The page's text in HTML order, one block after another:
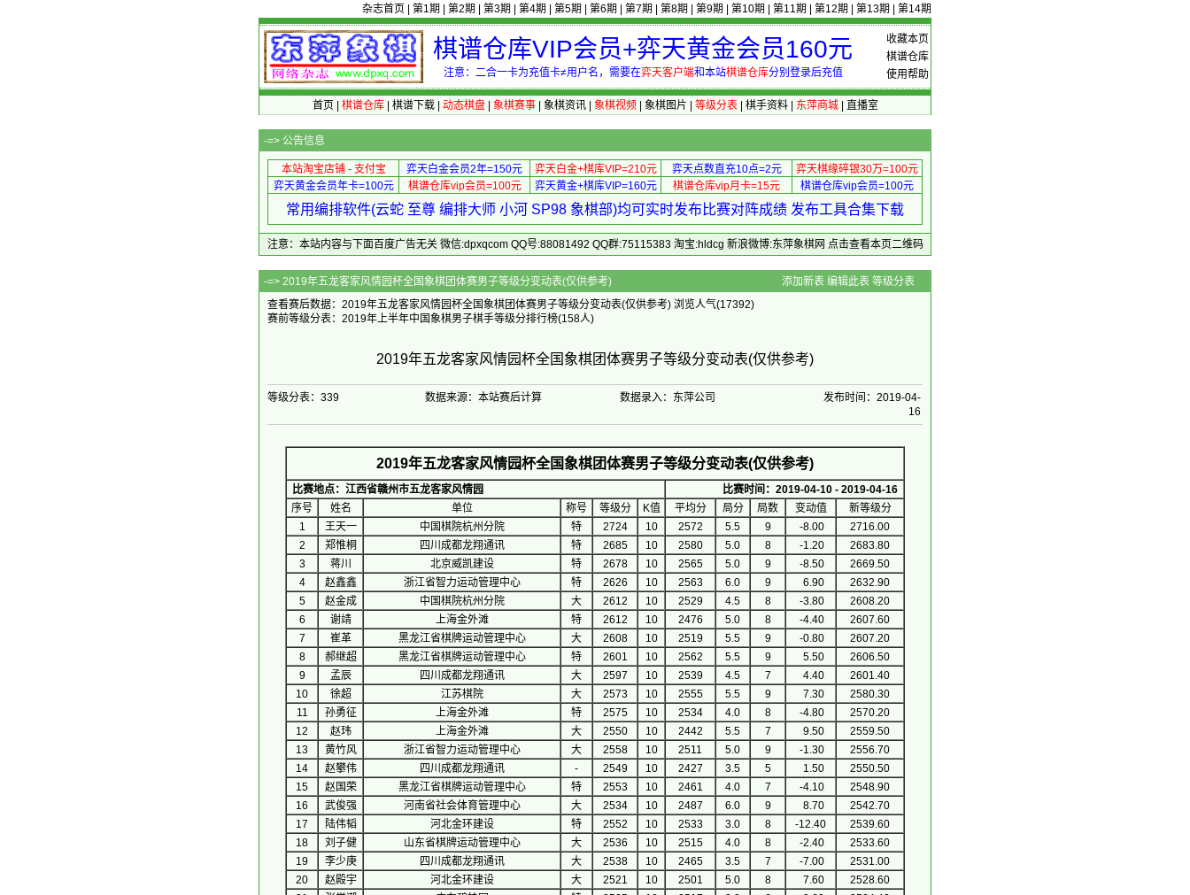
杂志首页 第1期 第2期 第3期 第4期 第5期 第6期 第7期 第8期 第9期 第10期 第11期 第12期 第13期 第14期
收藏本页
棋谱仓库
使用帮助
棋谱仓库VIP会员+弈天黄金会员160元
注意：二合一卡为充值卡≠用户名，需要在弈天客户端和本站棋谱仓库分别登录后充值
首页 棋谱仓库| 棋谱下载| 动态棋盘| 象棋赛事| 象棋资讯| 象棋视频 象棋图片 等级分表| 棋手资料| 东萍商城| 直播室
-=> 公告信息
本站淘宝店铺 - 支付宝 弈天白金会员2年=150元 弈天白金+棋库VIP=210元 弈天点数直充10点=2元
弈天棋缘碎银30万=100元
弈天黄金会员年卡=100元
棋谱仓库vip会员=100元 弈天黄金+棋库VIP=160元 棋谱仓库vip月卡=15元 棋谱仓库vip会员=100元
常用编排软件(云蛇 至尊 编排大师 小河 SP98 象棋部)均可实时发布比赛对阵成绩 发布工具合集下载
注意：本站内容与下面百度广告无关 微信:dpxqcom QQ号:88081492 QQ群:75115383 淘宝:hldcg 新浪微博:东萍象棋网 点击查看本页二维码
-=> 2019年五龙客家风情园杯全国象棋团体赛男子等级分变动表(仅供参考) 添加新表 编辑此表 等级分表
查看赛后数据：2019年五龙客家风情园杯全国象棋团体赛男子等级分变动表(仅供参考) 浏览人气(17392)
赛前等级分表：2019年上半年中国象棋男子棋手等级分排行榜(158人)
2019年五龙客家风情园杯全国象棋团体赛男子等级分变动表(仅供参考)
等级分表：339 数据来源：本站赛后计算 数据录入：东萍公司
发布时间：2019-04-
16
2019年五龙客家风情园杯全国象棋团体赛男子等级分变动表(仅供参考)
比赛地点：江西省赣州市五龙客家风情园
比赛时间：2019-04-10 - 2019-04-16
序号
姓名 单位 称号 等级分 K值 平均分 局分 局数 变动值
新等级分
1
王天一 中国棋院杭州分院 特 2724 10 2572 5.5 9 -8.00
2716.00
2
郑惟桐 四川成都龙翔通讯 特 2685 10 2580 5.0 8 -1.20
2683.80
3
蒋川 北京威凯建设 特 2678 10 2565 5.0 9 -8.50
2669.50
4
赵鑫鑫 浙江省智力运动管理中心 特 2626 10 2563 6.0 9 6.90
2632.90
5
赵金成 中国棋院杭州分院 大 2612 10 2529 4.5 8 -3.80
2608.20
6
谢靖 上海金外滩 特 2612 10 2476 5.0 8 -4.40
2607.60
7
崔革 黑龙江省棋牌运动管理中心 大 2608 10 2519 5.5 9 -0.80
2607.20
8
郝继超 黑龙江省棋牌运动管理中心 特 2601 10 2562 5.5 9 5.50
2606.50
9
孟辰 四川成都龙翔通讯 大 2597 10 2539 4.5 7 4.40
2601.40
10
徐超 江苏棋院 大 2573 10 2555 5.5 9 7.30
2580.30
11
孙勇征 上海金外滩 特 2575 10 2534 4.0 8 -4.80
2570.20
12
赵玮 上海金外滩 大 2550 10 2442 5.5 7 9.50
2559.50
13
黄竹风 浙江省智力运动管理中心 大 2558 10 2511 5.0 9 -1.30
2556.70
14
赵攀伟 四川成都龙翔通讯 - 2549 10 2427 3.5 5 1.50
2550.50
15
赵国荣 黑龙江省棋牌运动管理中心 特 2553 10 2461 4.0 7 -4.10
2548.90
16
武俊强 河南省社会体育管理中心 大 2534 10 2487 6.0 9 8.70
2542.70
17
陆伟韬 河北金环建设 特 2552 10 2533 3.0 8 -12.40
2539.60
18
刘子健 山东省棋牌运动管理中心 大 2536 10 2515 4.0 8 -2.40
2533.60
19
李少庚 四川成都龙翔通讯 大 2538 10 2465 3.5 7 -7.00
2531.00
20
赵殿宇 河北金环建设 大 2521 10 2501 5.0 8 7.60
2528.60